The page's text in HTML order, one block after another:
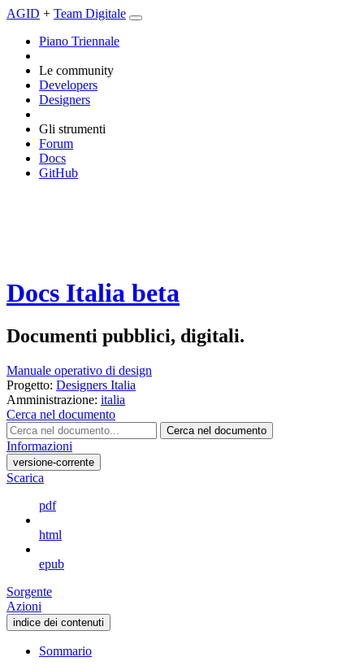
AGID + Team Digitale
Piano Triennale
Le community
Developers
Designers
Gli strumenti
Forum
Docs
GitHub
Docs Italia beta
Documenti pubblici, digitali.
Manuale operativo di design
Progetto: Designers Italia
Amministrazione: italia
Cerca nel documento
Cerca nel documento
Informazioni
versione-corrente
Scarica
pdf
html
epub
Sorgente
Azioni
indice dei contenuti
Sommario